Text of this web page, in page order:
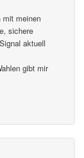
meinen
sichere
aktuell
gibt mir